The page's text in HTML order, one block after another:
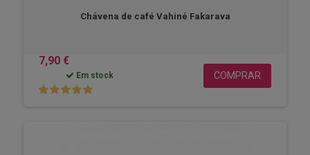
Chávena de café Vahiné Fakarava
7,90 €
Em stock COMPRAR